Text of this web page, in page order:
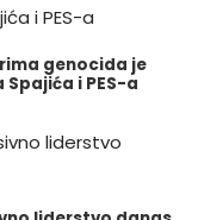
genocida je
i PES-a